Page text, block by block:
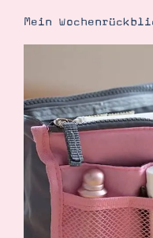
Katalog
Angebote
Demonstrator
Blog
Mein